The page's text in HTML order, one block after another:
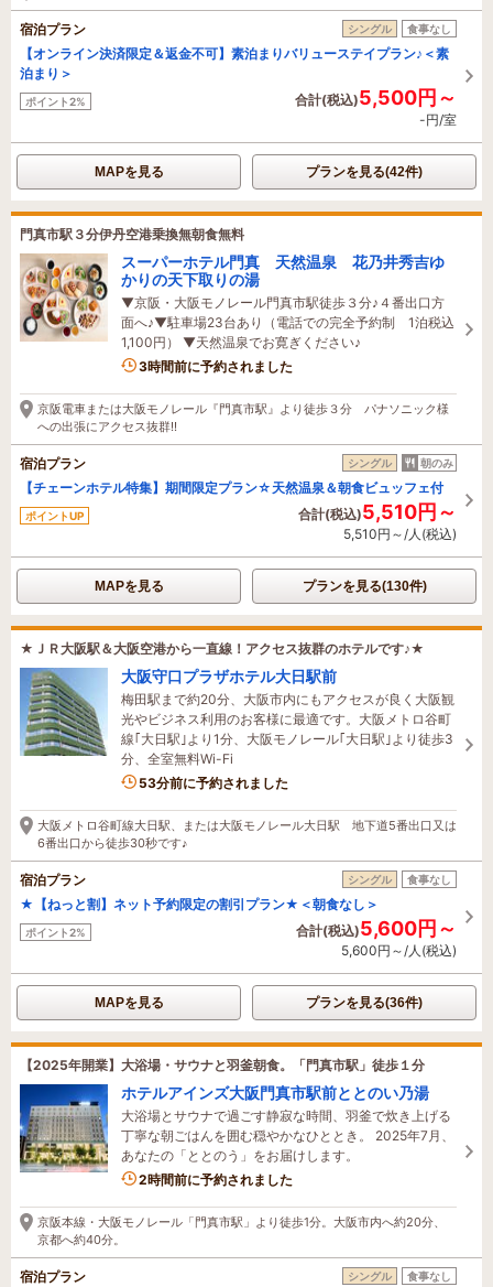
宿泊プラン シングル 食事なし
【オンライン決済限定＆返金不可】素泊まりバリューステイプラン♪＜素
泊まり＞
ポイント2% 合計(税込)5,500円～
-円/室
MAPを見る プランを見る(42件)
門真市駅３分伊丹空港乗換無朝食無料
スーパーホテル門真 天然温泉 花乃井秀吉ゆ
かりの天下取りの湯
▼京阪・大阪モノレール門真市駅徒歩３分♪４番出口方
面へ♪▼駐車場23台あり（電話での完全予約制 1泊税込
1,100円） ▼天然温泉でお寛ぎください♪
6名がこの宿を見ています
京阪電車または大阪モノレール『門真市駅』より徒歩３分 パナソニック様
への出張にアクセス抜群!!
宿泊プラン シングル 朝のみ
【チェーンホテル特集】期間限定プラン☆天然温泉＆朝食ビュッフェ付
ポイントUP 合計(税込)5,510円～
5,510円～/人(税込)
MAPを見る プランを見る(130件)
★ＪＲ大阪駅＆大阪空港から一直線！アクセス抜群のホテルです♪★
大阪守口プラザホテル大日駅前
梅田駅まで約20分、大阪市内にもアクセスが良く大阪観
光やビジネス利用のお客様に最適です。大阪メトロ谷町
線｢大日駅｣より1分、大阪モノレール｢大日駅｣より徒歩3
分、全室無料Wi-Fi
1名がこの宿を見ています
大阪メトロ谷町線大日駅、または大阪モノレール大日駅 地下道5番出口又は
6番出口から徒歩30秒です♪
宿泊プラン シングル 食事なし
★【ねっと割】ネット予約限定の割引プラン★＜朝食なし＞
ポイント2% 合計(税込)5,600円～
5,600円～/人(税込)
MAPを見る プランを見る(36件)
【2025年開業】大浴場・サウナと羽釜朝食。「門真市駅」徒歩１分
ホテルアインズ大阪門真市駅前ととのい乃湯
大浴場とサウナで過ごす静寂な時間、羽釜で炊き上げる
丁寧な朝ごはんを囲む穏やかなひととき。 2025年7月、
あなたの「ととのう」をお届けします。
5名がこの宿を見ています
京阪本線・大阪モノレール「門真市駅」より徒歩1分。大阪市内へ約20分、
京都へ約40分。
宿泊プラン シングル 食事なし